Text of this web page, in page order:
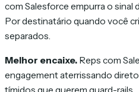
com Salesforce empurra o sinal
Por destinatário quando você
separados.
Melhor encaixe. Reps com
engagement aterrissando
tímidos que querem guard-rails.